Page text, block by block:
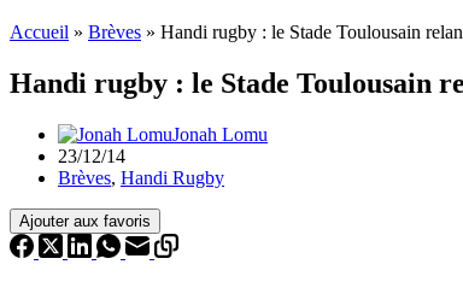
Accueil » Brèves » Handi rugby : le Stade Toulousain
Handi rugby : le Stade Toulousain
Jonah Lomu
23/12/14
Brèves, Handi Rugby
Ajouter aux favoris